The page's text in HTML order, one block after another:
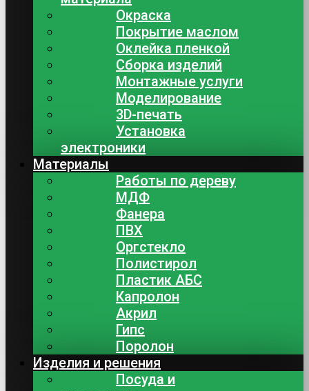
Окраска
Покрытие маслом
Оклейка пленкой
Сборка изделий
Монтажные услуги
Моделирование
3D-печать
Установка
электроники
Материалы
Работы по дереву
МДФ
Фанера
ПВХ
Оргстекло
Полистирол
Пластик АБС
Капролон
Акрил
Гипс
Поролон
Изделия и решения
Посуда и